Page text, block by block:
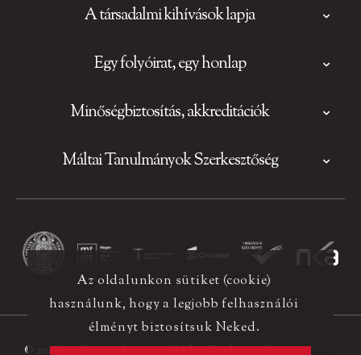
A társadalmi kihívások lapja
Egy folyóirat, egy honlap
Minőségbiztosítás, akkreditációk
Máltai Tanulmányok Szerkesztőség
© 2026 Minden jog fenntartva! Máltai Tanulmányok
Az oldalunkon sütiket (cookie)
használunk, hogy a legjobb felhasználói
élményt biztosítsuk Neked.